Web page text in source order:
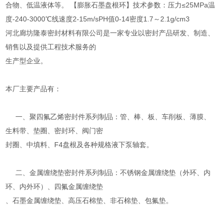
合物、低温液体等。 【膨胀石墨盘根环】技术参数：压力≤25MPa温
度-240-3000℃线速度2-15m/sPH值0-14密度1.7～2.1g/cm3
河北廊坊隆泰密封材料有限公司是一家专业以密封产品研发、制造、
销售以及提供工程技术服务的
生产型企业。
本厂主要产品有：
一、聚四氟乙烯密封件系列制品：管、棒、板、车削板、薄膜、
生料带、垫圈、密封环、阀门密
封圈、中填料、F4盘根及各种规格液下泵轴套。
二、金属缠绕垫密封件系列制品：不锈钢金属缠绕垫（外环、内
环、内外环）、四氟金属缠绕垫
、石墨金属缠绕垫、高压石棉垫、非石棉垫、包氟垫。